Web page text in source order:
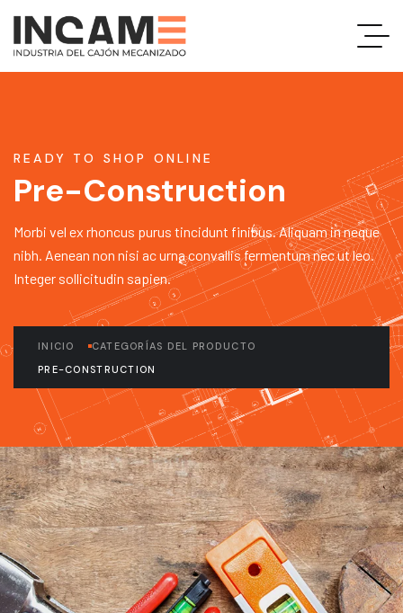
READY TO SHOP ONLINE
Pre-Construction
Morbi vel ex rhoncus purus tincidunt finibus. Aliquam in neque
nibh. Aenean non nisi ac urna convallis fermentum nec ut leo.
Integer sollicitudin sapien.
INICIO
CATEGORÍAS DEL PRODUCTO
PRE-CONSTRUCTION